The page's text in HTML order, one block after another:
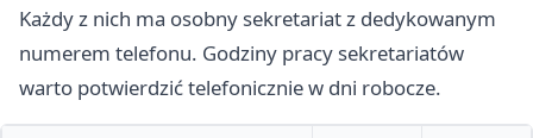
Każdy z nich ma osobny sekretariat z dedykowanym
numerem telefonu. Godziny pracy sekretariatów
warto potwierdzić telefonicznie w dni robocze.